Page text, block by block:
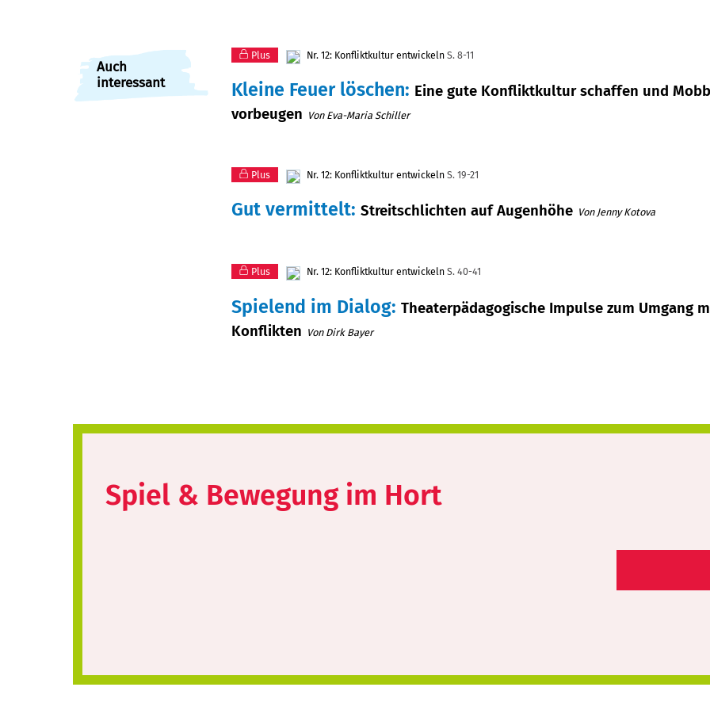
Auch
interessant
Plus Nr. 12: Konfliktkultur entwickeln S. 8-11
Kleine Feuer löschen: Eine gute Konfliktkultur schaffen und
vorbeugen Von Eva-Maria Schiller
Plus Nr. 12: Konfliktkultur entwickeln S. 19-21
Gut vermittelt: Streitschlichten auf Augenhöhe Von Jenny Kotova
Plus Nr. 12: Konfliktkultur entwickeln S. 40-41
Spielend im Dialog: Theaterpädagogische Impulse zum Umgang
Konflikten Von Dirk Bayer
Spiel & Bewegung im Hort